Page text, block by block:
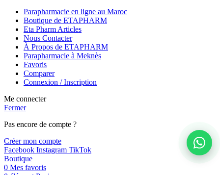
Parapharmacie en ligne au Maroc
Boutique de ETAPHARM
Eta Pharm Articles
Nous Contacter
À Propos de ETAPHARM
Parapharmacie à Meknès
Favoris
Comparer
Connexion / Inscription
Me connecter
Fermer
Pas encore de compte ?
Créer mon compte
Facebook Instagram TikTok
Boutique
0 Mes favoris